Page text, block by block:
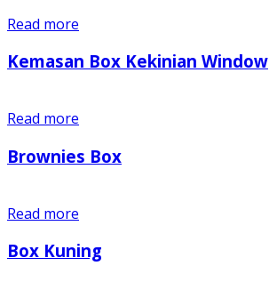
Read more
Kemasan Box Kekinian Window
Read more
Brownies Box
Read more
Box Kuning